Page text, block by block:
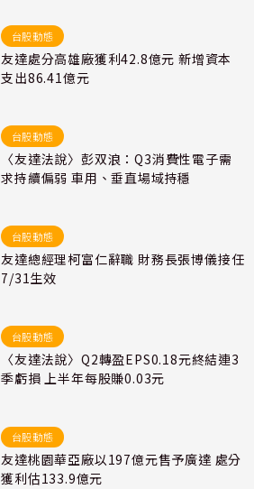
台股動態
友達處分高雄廠獲利42.8億元 新增資本
支出86.41億元
台股動態
〈友達法說〉彭双浪：Q3消費性電子需
求持續偏弱 車用、垂直場域持穩
台股動態
友達總經理柯富仁辭職 財務長張博儀接任
7/31生效
台股動態
〈友達法說〉Q2轉盈EPS0.18元終結連3
季虧損 上半年每股賺0.03元
台股動態
友達桃園華亞廠以197億元售予廣達 處分
獲利估133.9億元